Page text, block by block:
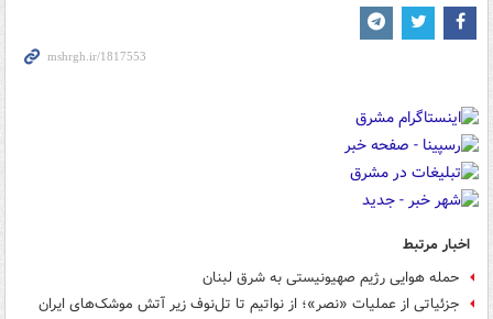
اخبار مرتبط
حمله هوایی رژیم صهیونیستی به شرق لبنان
جزئیاتی از عملیات «نصر»؛ از نواتیم تا تل‌نوف زیر آتش موشک‌های ایران